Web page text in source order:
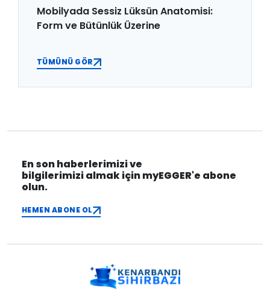
Mobilyada Sessiz Lüksün Anatomisi:
Form ve Bütünlük Üzerine
TÜMÜNÜ GÖR
En son haberlerimizi ve
bilgilerimizi almak için myEGGER'e abone
olun.
HEMEN ABONE OL